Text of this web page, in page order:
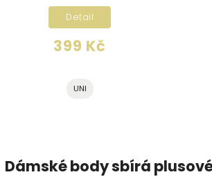
399 Kč
Detail
UNI
Dámské body sbírá